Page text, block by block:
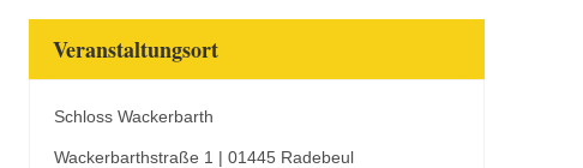
Veranstaltungsort
Schloss Wackerbarth
Wackerbarthstraße 1 | 01445 Radebeul